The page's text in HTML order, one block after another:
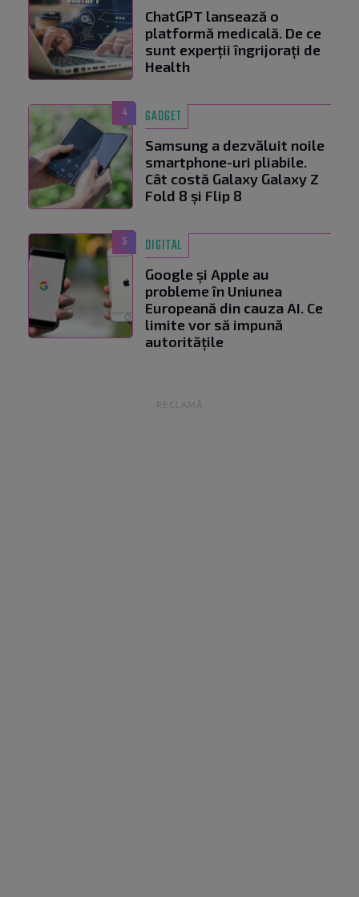
ChatGPT lansează o
platformă medicală. De ce
sunt experții îngrijorați de
Health
4 GADGET
Samsung a dezvăluit noile
smartphone-uri pliabile.
Cât costă Galaxy Galaxy Z
Fold 8 și Flip 8
5 DIGITAL
Google și Apple au
probleme în Uniunea
Europeană din cauza AI. Ce
limite vor să impună
autoritățile
RECLAMĂ